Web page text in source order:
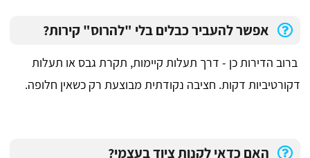
אפשר להעביר כבלים בלי "להרוס" קירות?
ברוב הדירות כן - דרך תעלות קיימות, תקרת גבס או תעלות
דקורטיביות דקות. חציבה נקודתית מבוצעת רק כשאין חלופה.
האם כדאי לקנות ציוד בעצמי?